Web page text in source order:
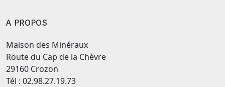
A PROPOS
Maison des Minéraux
Route du Cap de la Chèvre
29160 Crozon
Tél : 02.98.27.19.73